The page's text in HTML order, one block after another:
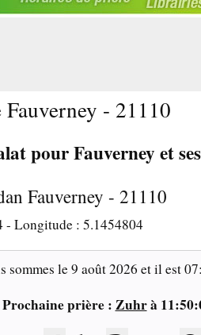
- 21110
pour Fauverney et
Fauverney - 21110
- Longitude : 5.1454804
sommes le9 août 2026 et il est
Prochaine prière : Zuhrà